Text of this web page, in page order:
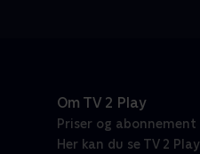
Om TV 2 Play
Priser og abonnement
Her kan du se TV 2 Play